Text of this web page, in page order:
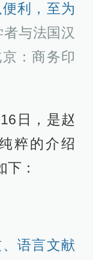
利，至为
与法国汉
：商务印
日，是赵
粹的介绍
：
语言文献